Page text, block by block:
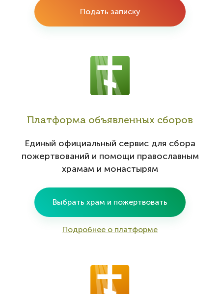
Подать записку
Платформа объявленных сборов
Единый официальный сервис для сбора
пожертвований и помощи православным
храмам и монастырям
Выбрать храм и пожертвовать
Подробнее о платформе